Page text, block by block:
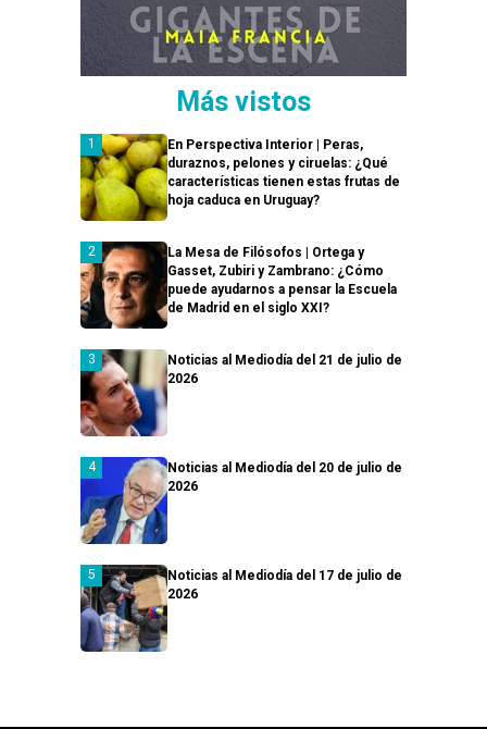
Más vistos
En Perspectiva Interior | Peras,
duraznos, pelones y ciruelas: ¿Qué
características tienen estas frutas de
hoja caduca en Uruguay?
La Mesa de Filósofos | Ortega y
Gasset, Zubiri y Zambrano: ¿Cómo
puede ayudarnos a pensar la Escuela
de Madrid en el siglo XXI?
Noticias al Mediodía del 21 de julio de
2026
Noticias al Mediodía del 20 de julio de
2026
Noticias al Mediodía del 17 de julio de
2026